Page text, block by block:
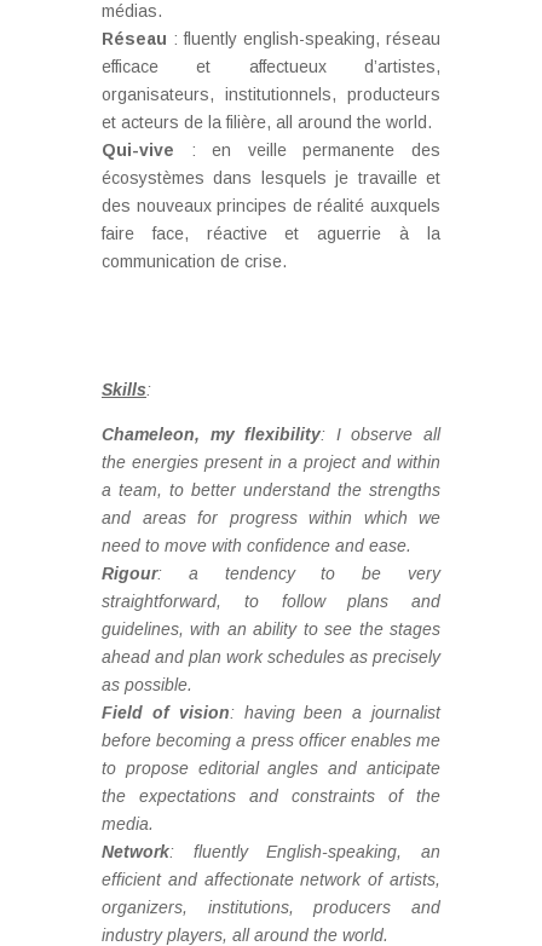
médias.
Réseau : fluently english-speaking, réseau
efficace et affectueux d’artistes,
organisateurs, institutionnels, producteurs
et acteurs de la filière, all around the world.
Qui-vive : en veille permanente des
écosystèmes dans lesquels je travaille et
des nouveaux principes de réalité auxquels
faire face, réactive et aguerrie à la
communication de crise.
Skills:
Chameleon, my flexibility: I observe all
the energies present in a project and within
a team, to better understand the strengths
and areas for progress within which we
need to move with confidence and ease.
Rigour: a tendency to be very
straightforward, to follow plans and
guidelines, with an ability to see the stages
ahead and plan work schedules as precisely
as possible.
Field of vision: having been a journalist
before becoming a press officer enables me
to propose editorial angles and anticipate
the expectations and constraints of the
media.
Network: fluently English-speaking, an
efficient and affectionate network of artists,
organizers, institutions, producers and
industry players, all around the world.